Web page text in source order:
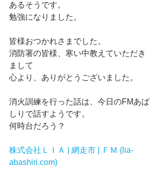
あるそうです。
勉強になりました。
皆様おつかれさまでした。
消防署の皆様、寒い中教えていただき
まして
心より、ありがとうございました。
消火訓練を行った話は、今日のFMあば
しりで話すようです。
何時台だろう？
株式会社ＬＩＡ | 網走市 | ＦＭ (lia-
abashiri.com)